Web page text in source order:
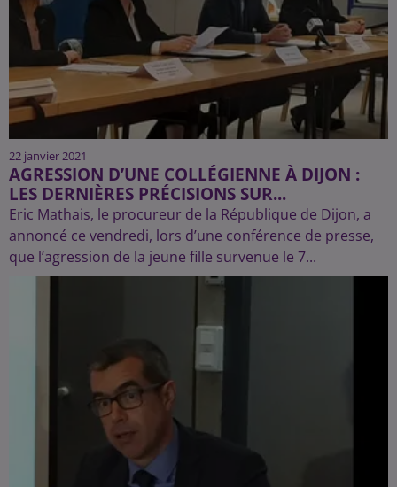
22 janvier 2021
AGRESSION D’UNE COLLÉGIENNE À DIJON :
LES DERNIÈRES PRÉCISIONS SUR...
Eric Mathais, le procureur de la République de Dijon, a
annoncé ce vendredi, lors d’une conférence de presse,
que l’agression de la jeune fille survenue le 7...